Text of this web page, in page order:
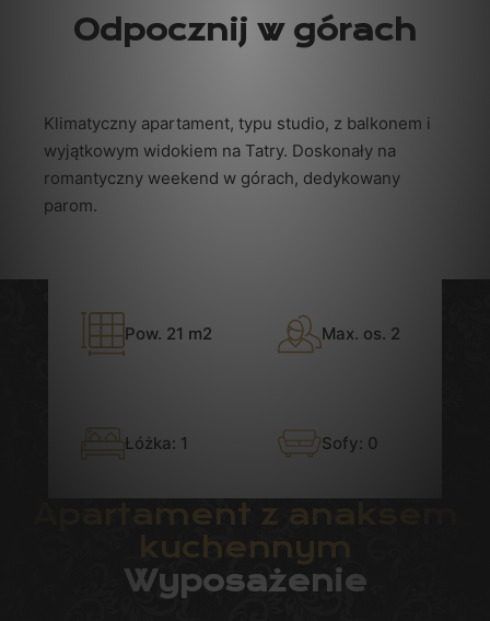
Odpocznij w górach
Klimatyczny apartament, typu studio, z balkonem i
wyjątkowym widokiem na Tatry. Doskonały na
romantyczny weekend w górach, dedykowany
parom.
Pow. 21 m2 Max. os. 2
Łóżka: 1 Sofy: 0
Apartament z anaksem
kuchennym
Wyposażenie